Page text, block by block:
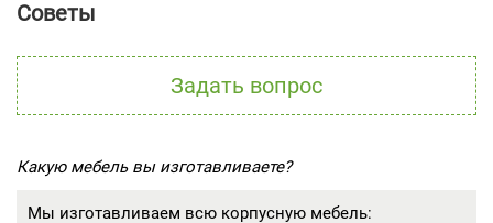
Советы
Задать вопрос
Какую мебель вы изготавливаете?
Мы изготавливаем всю корпусную мебель: